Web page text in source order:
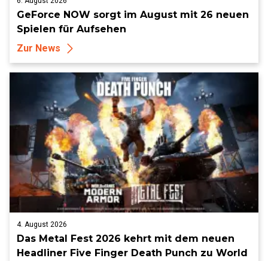
GeForce NOW sorgt im August mit 26 neuen
Spielen für Aufsehen
Zur News
4. August 2026
Das Metal Fest 2026 kehrt mit dem neuen
Headliner Five Finger Death Punch zu World